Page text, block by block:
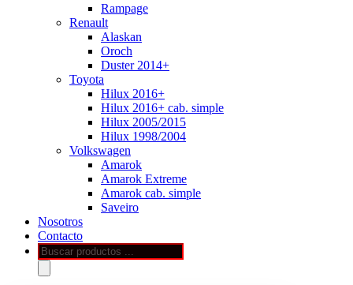
Rampage
Renault
Alaskan
Oroch
Duster 2014+
Toyota
Hilux 2016+
Hilux 2016+ cab. simple
Hilux 2005/2015
Hilux 1998/2004
Volkswagen
Amarok
Amarok Extreme
Amarok cab. simple
Saveiro
Nosotros
Contacto
Búsqueda
de
productos